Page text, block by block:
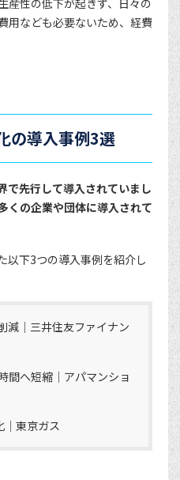
産性の低下が起きず、日々の
用なども必要ないため、経費
の導入事例3選
で先行して導入されていまし
くの企業や団体に導入されて
以下3つの導入事例を紹介し
減｜三井住友ファイナン
間へ短縮｜アパマンショ
東京ガス